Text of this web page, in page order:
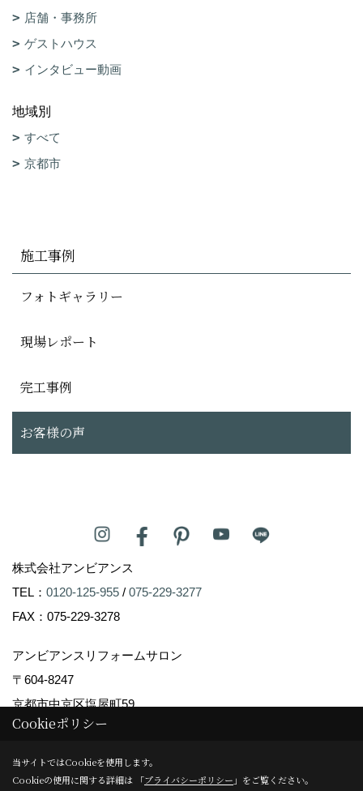
店舗・事務所
ゲストハウス
インタビュー動画
地域別
すべて
京都市
施工事例
フォトギャラリー
現場レポート
完工事例
お客様の声
株式会社アンビアンス
TEL： 0120-125-955 / 075-229-3277
FAX：075-229-3278
アンビアンスリフォームサロン
〒604-8247
京都市中京区塩屋町59
TEL：075-229-3007
＜営業時間＞10:00～17:00
Cookieポリシー
当サイトではCookieを使用します。
Cookieの使用に関する詳細は 「プライバシーポリシー 」をご覧ください。